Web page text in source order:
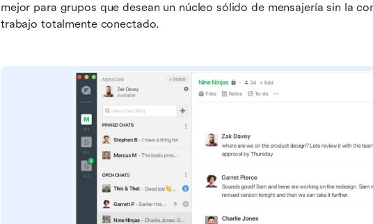
mejor para grupos que desean un núcleo sólido de mensajería sin la
trabajo totalmente conectado.